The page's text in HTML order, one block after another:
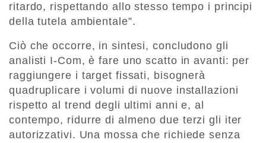
ritardo, rispettando allo stesso tempo i principi
della tutela ambientale”.
Ciò che occorre, in sintesi, concludono gli
analisti I-Com, è fare uno scatto in avanti: per
raggiungere i target fissati, bisognerà
quadruplicare i volumi di nuove installazioni
rispetto al trend degli ultimi anni e, al
contempo, ridurre di almeno due terzi gli iter
autorizzativi. Una mossa che richiede senza